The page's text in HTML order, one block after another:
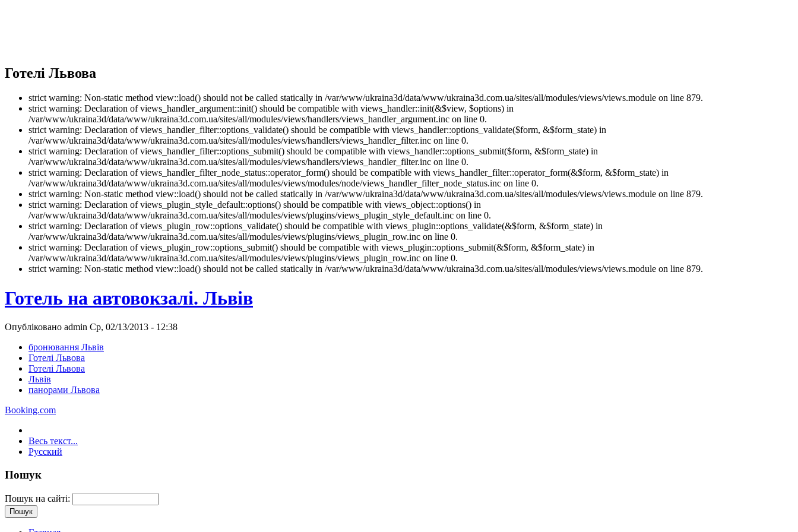
Готелі Львова
strict warning: Non-static method view::load() should not be called statically in /var/www/ukraina3d/data/www/ukraina3d.com.ua/sites/all/modules/views/views.module on line 879.
strict warning: Declaration of views_handler_argument::init() should be compatible with views_handler::init(&$view, $options) in
/var/www/ukraina3d/data/www/ukraina3d.com.ua/sites/all/modules/views/handlers/views_handler_argument.inc on line 0.
strict warning: Declaration of views_handler_filter::options_validate() should be compatible with views_handler::options_validate($form, &$form_state) in
/var/www/ukraina3d/data/www/ukraina3d.com.ua/sites/all/modules/views/handlers/views_handler_filter.inc on line 0.
strict warning: Declaration of views_handler_filter::options_submit() should be compatible with views_handler::options_submit($form, &$form_state) in
/var/www/ukraina3d/data/www/ukraina3d.com.ua/sites/all/modules/views/handlers/views_handler_filter.inc on line 0.
strict warning: Declaration of views_handler_filter_node_status::operator_form() should be compatible with views_handler_filter::operator_form(&$form, &$form_state) in
/var/www/ukraina3d/data/www/ukraina3d.com.ua/sites/all/modules/views/modules/node/views_handler_filter_node_status.inc on line 0.
strict warning: Non-static method view::load() should not be called statically in /var/www/ukraina3d/data/www/ukraina3d.com.ua/sites/all/modules/views/views.module on line 879.
strict warning: Declaration of views_plugin_style_default::options() should be compatible with views_object::options() in
/var/www/ukraina3d/data/www/ukraina3d.com.ua/sites/all/modules/views/plugins/views_plugin_style_default.inc on line 0.
strict warning: Declaration of views_plugin_row::options_validate() should be compatible with views_plugin::options_validate(&$form, &$form_state) in
/var/www/ukraina3d/data/www/ukraina3d.com.ua/sites/all/modules/views/plugins/views_plugin_row.inc on line 0.
strict warning: Declaration of views_plugin_row::options_submit() should be compatible with views_plugin::options_submit(&$form, &$form_state) in
/var/www/ukraina3d/data/www/ukraina3d.com.ua/sites/all/modules/views/plugins/views_plugin_row.inc on line 0.
strict warning: Non-static method view::load() should not be called statically in /var/www/ukraina3d/data/www/ukraina3d.com.ua/sites/all/modules/views/views.module on line 879.
Готель на автовокзалі. Львів
Опубліковано admin Ср, 02/13/2013 - 12:38
бронювання Львів
Готелі Львова
Готелі Львова
Львів
панорами Львова
Booking.com
Весь текст...
Русский
Пошук
Пошук на сайті: